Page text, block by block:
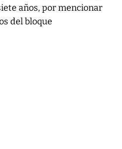
años, por mencionar
del bloque